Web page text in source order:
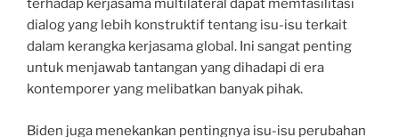
terhadap kerjasama multilateral dapat memfasilitasi
dialog yang lebih konstruktif tentang isu-isu terkait
dalam kerangka kerjasama global. Ini sangat penting
untuk menjawab tantangan yang dihadapi di era
kontemporer yang melibatkan banyak pihak.
Biden juga menekankan pentingnya isu-isu perubahan